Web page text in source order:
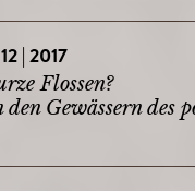
| 2017
Flossen?
Gewässern des